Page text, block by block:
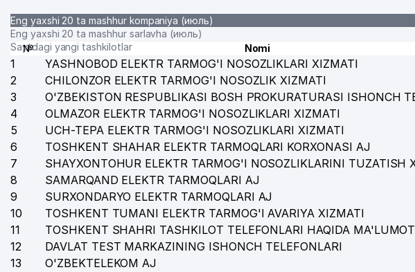
Eng yaxshi 20 ta mashhur kompaniya (июль)
Eng yaxshi 20 ta mashhur sarlavha (июль)
Saytdagi yangi tashkilotlar
№ Nomi
1 YASHNOBOD ELEKTR TARMOG'I NOSOZLIKLARI XIZMATI
2
CHILONZOR ELEKTR TARMOG'I NOSOZLIK XIZMATI
3
O'ZBEKISTON RESPUBLIKASI BOSH PROKURATURASI ISHONCH
4
OLMAZOR ELEKTR TARMOG'I NOSOZLIKLARI XIZMATI
5
UCH-TEPA ELEKTR TARMOG'I NOSOZLIKLARI XIZMATI
6
TOSHKENT SHAHAR ELEKTR TARMOQLARI KORXONASI AJ
7
SHAYXONTOHUR ELEKTR TARMOG'I NOSOZLIKLARINI TUZATISH
8
SAMARQAND ELEKTR TARMOQLARI AJ
9
SURXONDARYO ELEKTR TARMOQLARI AJ
10
TOSHKENT TUMANI ELEKTR TARMOG'I AVARIYA XIZMATI
11
TOSHKENT SHAHRI TASHKILOT TELEFONLARI HAQIDA
12
DAVLAT TEST MARKAZINING ISHONCH TELEFONLARI
13
O'ZBEKTELEKOM AJ